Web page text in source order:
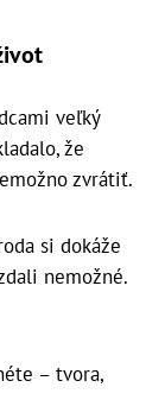
veľký
že
zvrátiť.
si dokáže
nemožné.
– tvora,